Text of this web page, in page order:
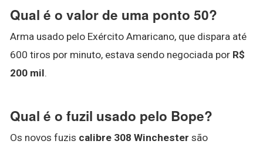
Qual é o valor de uma ponto 50?
Arma usado pelo Exército Amaricano, que dispara até
600 tiros por minuto, estava sendo negociada por R$
200 mil.
Qual é o fuzil usado pelo Bope?
Os novos fuzis calibre 308 Winchester são